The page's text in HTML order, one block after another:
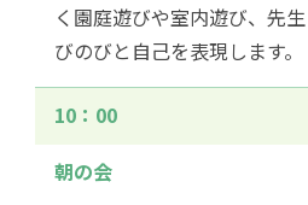
く園庭遊びや室内遊び、先
びのびと自己を表現します。
10：00
朝の会